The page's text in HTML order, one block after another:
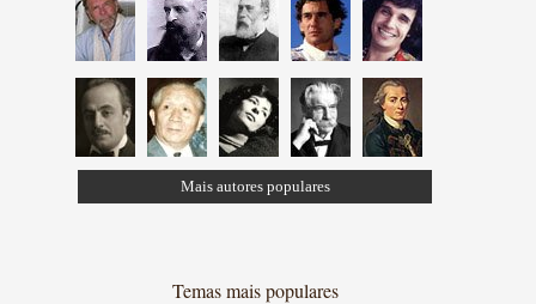
Mais autores populares
Temas mais populares